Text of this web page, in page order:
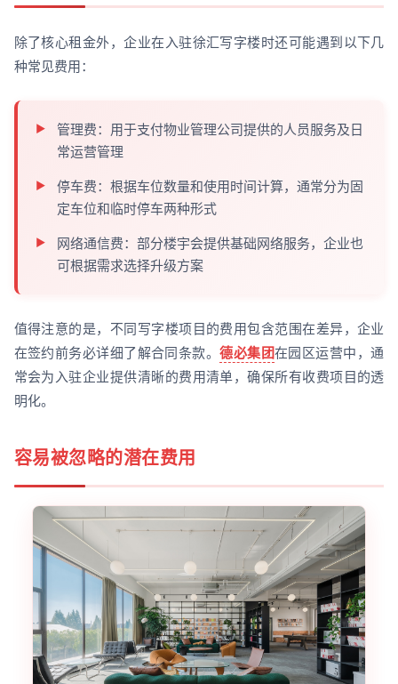
除了核心租金外，企业在入驻徐汇写字楼时还可能遇到以下几
种常见费用：
管理费：用于支付物业管理公司提供的人员服务及日
常运营管理
停车费：根据车位数量和使用时间计算，通常分为固
定车位和临时停车两种形式
网络通信费：部分楼宇会提供基础网络服务，企业也
可根据需求选择升级方案
值得注意的是，不同写字楼项目的费用包含范围在差异，企业
在签约前务必详细了解合同条款。德必集团在园区运营中，通
常会为入驻企业提供清晰的费用清单，确保所有收费项目的透
明化。
容易被忽略的潜在费用